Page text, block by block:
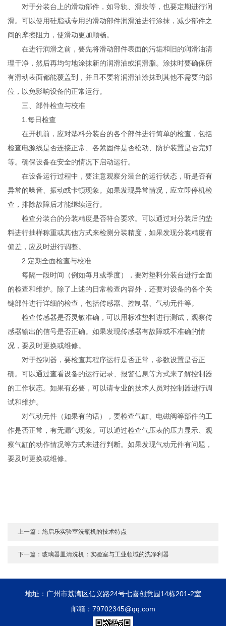
对于分装台上的滑动部件，如导轨、滑块等，也要定期进行润
滑。可以使用硅脂或专用的滑动部件润滑油进行涂抹，减少部件之
间的摩擦阻力，使滑动更加顺畅。
在进行润滑之前，要先将滑动部件表面的污垢和旧的润滑油清
理干净，然后再均匀地涂抹新的润滑油或润滑脂。涂抹时要确保所
有滑动表面都能覆盖到，并且不要将润滑油涂抹到其他不需要的部
位，以免影响设备的正常运行。
三、部件检查与校准
1.每日检查
在开机前，应对垫料分装台的各个部件进行简单的检查，包括
检查电源线是否连接正常、各紧固件是否松动、防护装置是否完好
等。确保设备在安全的情况下启动运行。
在设备运行过程中，要注意观察分装台的运行状态，听是否有
异常的噪音、振动或卡顿现象。如果发现异常情况，应立即停机检
查，排除故障后才能继续运行。
检查分装台的分装精度是否符合要求。可以通过对分装后的垫
料进行抽样称重或其他方式来检测分装精度，如果发现分装精度有
偏差，应及时进行调整。
2.定期全面检查与校准
每隔一段时间（例如每月或季度），要对垫料分装台进行全面
的检查和维护。除了上述的日常检查内容外，还要对设备的各个关
键部件进行详细的检查，包括传感器、控制器、气动元件等。
检查传感器是否灵敏准确，可以用标准垫料进行测试，观察传
感器输出的信号是否正确。如果发现传感器有故障或不准确的情
况，要及时更换或维修。
对于控制器，要检查其程序运行是否正常，参数设置是否正
确。可以通过查看设备的运行记录、报警信息等方式来了解控制器
的工作状态。如果有必要，可以请专业的技术人员对控制器进行调
试和维护。
对气动元件（如果有的话），要检查气缸、电磁阀等部件的工
作是否正常，有无漏气现象。可以通过检查气压表的压力显示、观
察气缸的动作情况等方式来进行判断。如果发现气动元件有问题，
要及时更换或维修。
上一篇：施启乐实验室洗瓶机的技术特点
下一篇：玻璃器皿清洗机：实验室与工业领域的洗净利器
地址：广州市荔湾区信义路24号七喜创意园14栋201-2室
邮箱：79702345@qq.com